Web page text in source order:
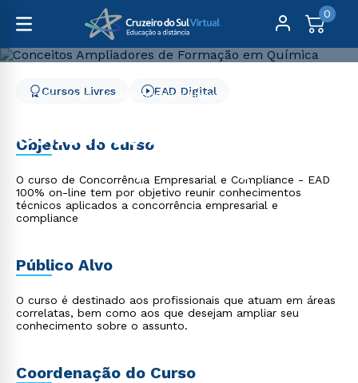
0
Cursos Livres
Gastronomia e Hospitalidade
Conceitos Ampliadores
de Formação em Química
Cursos Livres EAD Digital
Objetivo do curso
O curso de Concorrência Empresarial e Compliance - EAD
100% on-line tem por objetivo reunir conhecimentos
técnicos aplicados a concorrência empresarial e
compliance
Público Alvo
O curso é destinado aos profissionais que atuam em áreas
correlatas, bem como aos que desejam ampliar seu
conhecimento sobre o assunto.
Coordenação do Curso